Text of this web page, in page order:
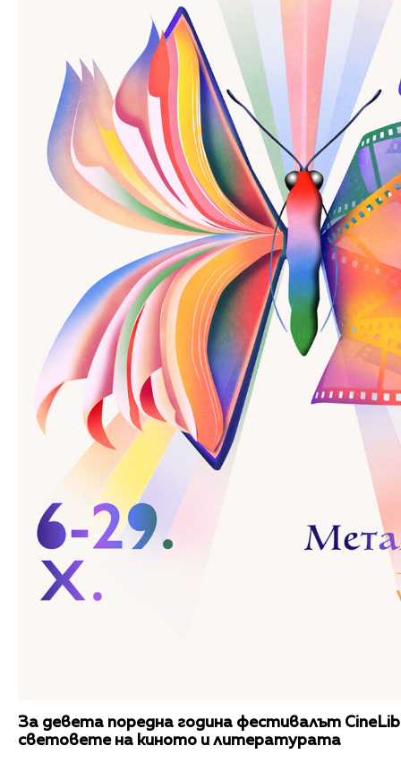
За девета поредна година фестивалът
световете на киното и литературата